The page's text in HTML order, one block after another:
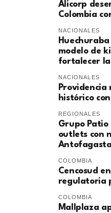
Alicorp
Colombia
NACIONALES
modelo de
fortalecer la
NACIONALES
Providencia
histórico
REGIONALES
Grupo
outlets con
COLOMBIA
Cencosud
regulatoria
COLOMBIA
Mallplaza